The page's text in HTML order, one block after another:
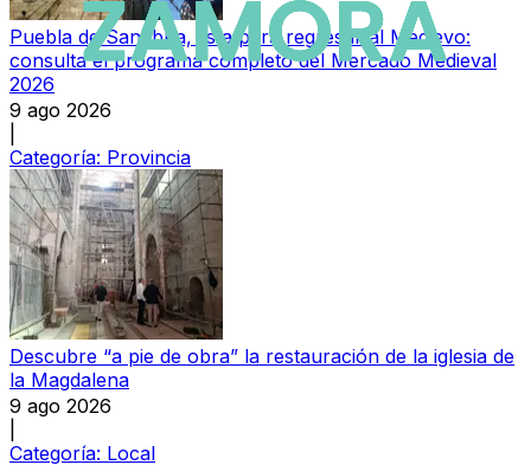
Puebla de Sanabria, lista para regresar al Medievo:
consulta el programa completo del Mercado Medieval
2026
9 ago 2026
Categoría: Provincia
Descubre “a pie de obra” la restauración de la iglesia de
la Magdalena
9 ago 2026
Categoría: Local